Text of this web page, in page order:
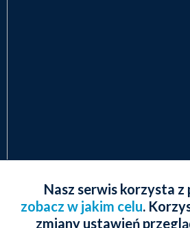
Nasz serwis korzysta z
zobacz w jakim celu.
zmiany ustawień